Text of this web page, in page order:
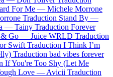
For Me — Michele Morrone
Traduction Stand By —
— Tainy Traduction Forever
& Go — Juice WRLD Traduction
Swift Traduction I Think I’m
Traduction bad vibes forever
If You're Too Shy (Let Me
Love — Avicii Traduction